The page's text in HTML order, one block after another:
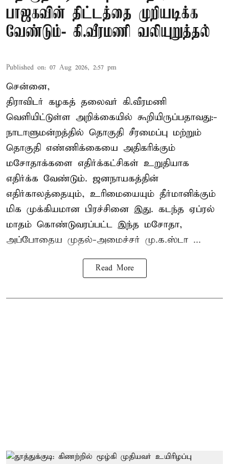
பாஜகவின் திட்டத்தை முறியடிக்க
வேண்டும்- கி.வீரமணி வலியுறுத்தல்
Published on: 07 Aug 2026, 2:57 pm
சென்னை,
திராவிடர் கழகத் தலைவர் கி.வீரமணி
வெளியிட்டுள்ள அறிக்கையில் கூறியிருப்பதாவது:-
நாடாளுமன்றத்தில் தொகுதி சீரமைப்பு மற்றும்
தொகுதி எண்ணிக்கையை அதிகரிக்கும்
மசோதாக்களை எதிர்க்கட்சிகள் உறுதியாக
எதிர்க்க வேண்டும். ஜனநாயகத்தின்
எதிர்காலத்தையும், உரிமையையும் தீர்மானிக்கும்
மிக முக்கியமான பிரச்சினை இது. கடந்த ஏப்ரல்
மாதம் கொண்டுவரப்பட்ட இந்த மசோதா,
அப்போதைய முதல்-அமைச்சர் மு.க.ஸ்டா ...
Read More